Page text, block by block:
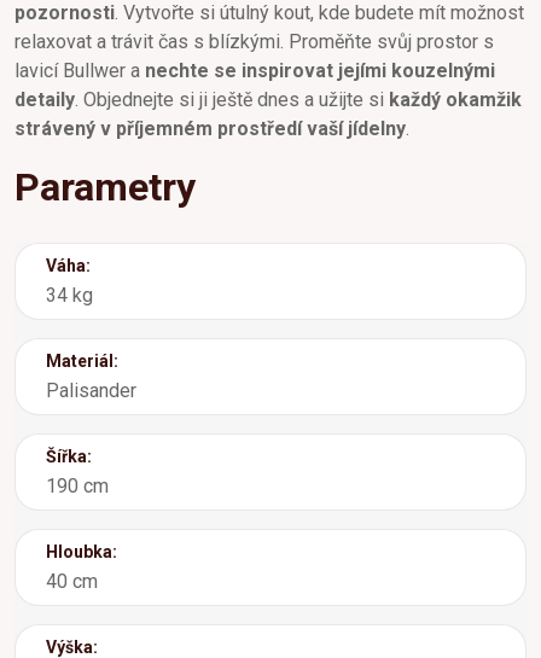
pozornosti . Vytvořte si útulný kout, kde budete mít možnost
relaxovat a trávit čas s blízkými. Proměňte svůj prostor s
lavicí Bullwer a nechte se inspirovat jejími kouzelnými
detaily . Objednejte si ji ještě dnes a užijte si každý okamžik
strávený v příjemném prostředí vaší jídelny
Parametry
Váha:
34 kg
Materiál:
Palisander
Šířka:
190 cm
Hloubka:
40 cm
Výška: